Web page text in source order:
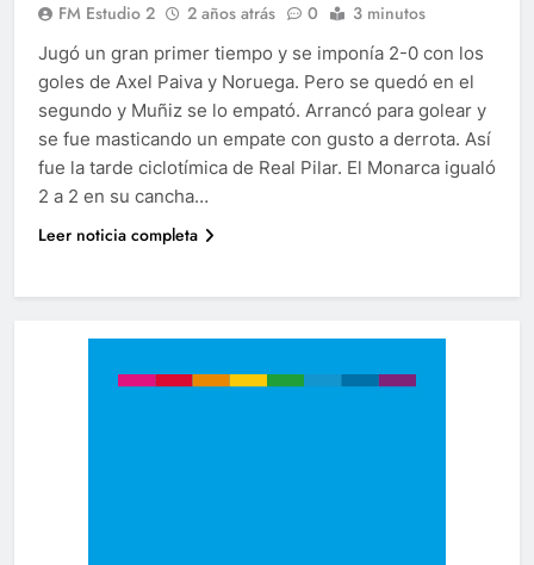
FM Estudio 2 2 años atrás 0 3 minutos
Jugó un gran primer tiempo y se imponía 2-0 con los
goles de Axel Paiva y Noruega. Pero se quedó en el
segundo y Muñiz se lo empató. Arrancó para golear y
se fue masticando un empate con gusto a derrota. Así
fue la tarde ciclotímica de Real Pilar. El Monarca igualó
2 a 2 en su cancha…
Leer noticia completa